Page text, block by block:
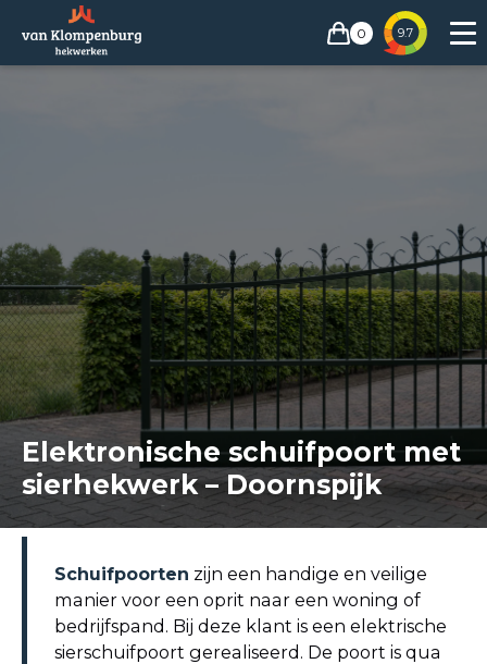
0 9.7
Elektronische schuifpoort met
sierhekwerk – Doornspijk
Schuifpoorten zijn een handige en veilige
manier voor een oprit naar een woning of
bedrijfspand. Bij deze klant is een elektrische
sierschuifpoort gerealiseerd. De poort is qua